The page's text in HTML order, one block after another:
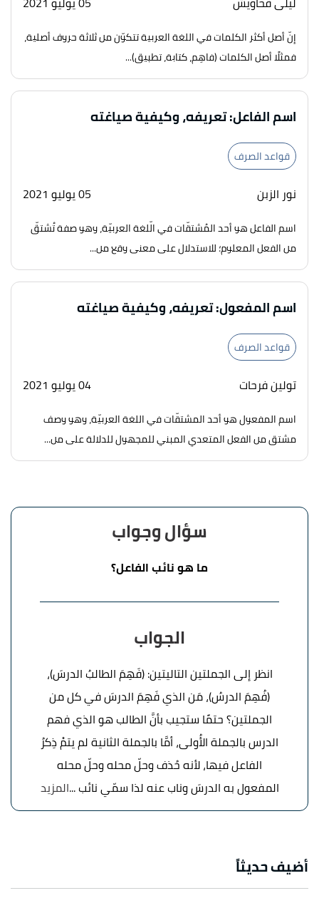
إنّ أصل أكثر الكلمات في اللغة العربية تتكوّن من ثلاثة حروف أصلية،
فمثلًا أصل الكلمات (فاهِم، كتابة، تطبيق)...
اسم الفاعل: تعريفه، وكيفية صياغته
قواعد الصرف
نور الزبن 05 يوليو 2021
اسم الفاعل هو أحد المُشتقّات في الّلغة العربيّة، وهو صفة تُشتقّ
من الفعل المعلوم؛ للاستدلال على معنى وقع من...
اسم المفعول: تعريفه، وكيفية صياغته
قواعد الصرف
تولين فرحات 04 يوليو 2021
اسم المفعول هو أحد المشتقّات في اللغة العربيّة، وهو وصف
مشتق من الفعل المتعدي المبني للمجهول للدلالة على من...
سؤال وجواب
ما هو نائب الفاعل؟
الجواب
انظر إلى الجملتين التاليتين: (فَهِمَ الطالبُ الدرسَ)،
(فُهِمَ الدرسُ)، مَن الذي فَهِمَ الدرسَ في كل من
الجملتين؟ حتمًا ستجيب بأنَّ الطالب هو الذي فهم
الدرس بالجملة الأُولى، أمَّا بالجملة الثانية لم يتمْ ذِكرُ
الفاعل فيها، لأنه حُذف وحلّ محله وحلّ محله
المفعول به الدرسَ وناب عنه لذا سمّي نائب ...المزيد
أضيف حديثاً